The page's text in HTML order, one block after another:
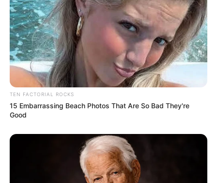
TEN FACTORIAL ROCKS
15 Embarrassing Beach Photos That Are So Bad They're
Good